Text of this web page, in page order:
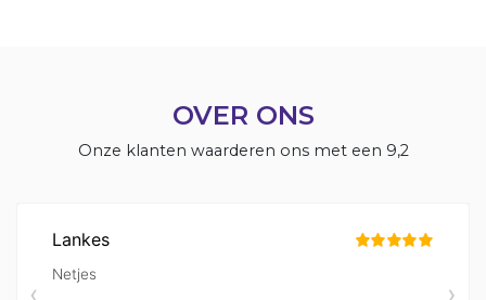
OVER ONS
Onze klanten waarderen ons met een 9,2